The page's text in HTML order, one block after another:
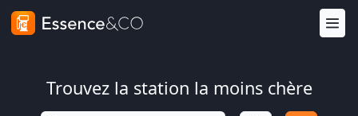
Trouvez la station la moins chère